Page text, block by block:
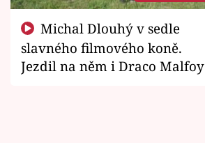
slavného filmového koně.
Jezdil na něm i Draco Malfoy